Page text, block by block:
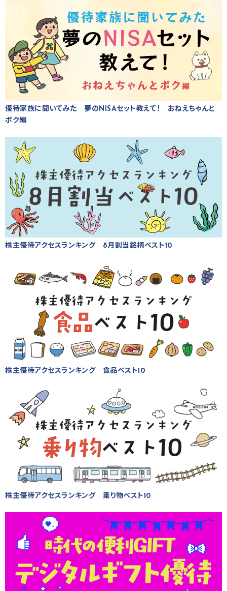
優待家族に聞いてみた 夢のNISAセット教えて！ おねえちゃんと
ボク編
株主優待アクセスランキング 8月割当銘柄ベスト10
株主優待アクセスランキング 食品ベスト10
株主優待アクセスランキング 乗り物ベスト10